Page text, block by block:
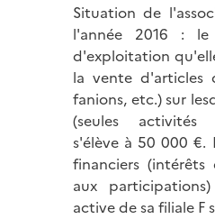
Situation de
l'année 2016 :
d'exploitation
la vente d'articles
fanions, etc.) sur
(seules activités
s'élève à 50 000
financiers (intérêts
aux
active de sa filiale F